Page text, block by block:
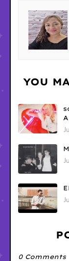
YOU
0 Comments